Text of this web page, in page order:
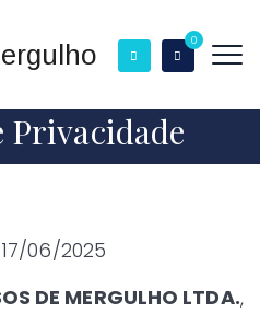
0
Privacidade
17/06/2025
DE MERGULHO LTDA.,